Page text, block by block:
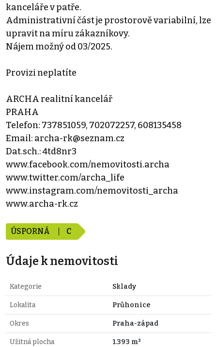
kanceláře v patře.
Administrativní část je prostorově variabilní, lze
upravit na míru zákazníkovy.
Nájem možný od 03/2025.
Provizi neplatíte
ARCHA realitní kancelář
PRAHA
Telefon: 737851059, 702072257, 608135458
Email: archa-rk@seznam.cz
Dat.sch.: 4td8nr3
www.facebook.com/nemovitosti.archa
www.twitter.com/archa_life
www.instagram.com/nemovitosti_archa
www.archa-rk.cz
ÚSPORNÁ C
Údaje k nemovitosti
Kategorie Sklady
Lokalita Průhonice
Okres Praha-západ
Užitná plocha 1.393 m²